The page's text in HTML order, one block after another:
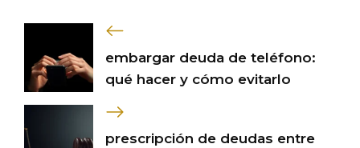
embargar deuda de teléfono:
qué hacer y cómo evitarlo
prescripción de deudas entre